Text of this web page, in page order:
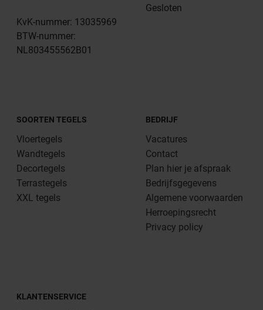
KvK-nummer: 13035969
BTW-nummer:
NL803455562B01
Gesloten
SOORTEN TEGELS
Vloertegels
Wandtegels
Decortegels
Terrastegels
XXL tegels
BEDRIJF
Vacatures
Contact
Plan hier je afspraak
Bedrijfsgegevens
Algemene voorwaarden
Herroepingsrecht
Privacy policy
KLANTENSERVICE